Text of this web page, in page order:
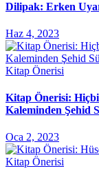
Dilipak: Erken
Haz 4, 2023
Kitap Önerisi
Kitap Önerisi:
Kaleminden Şehid
Oca 2, 2023
Kitap Önerisi